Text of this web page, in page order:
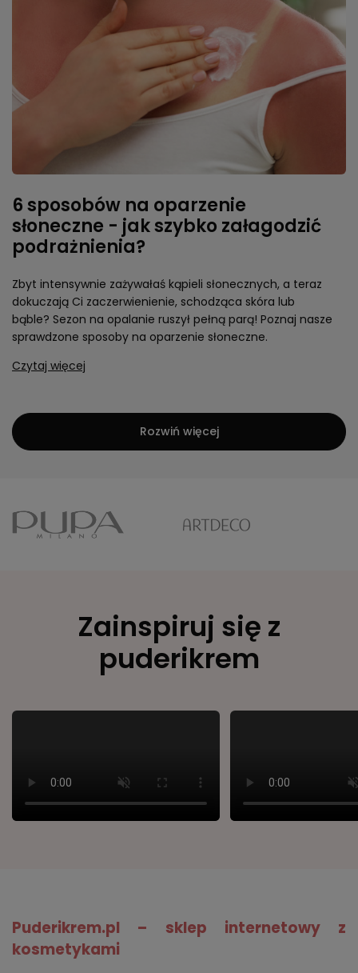
6 sposobów na oparzenie
słoneczne - jak szybko załagodzić
podrażnienia?
Zbyt intensywnie zażywałaś kąpieli słonecznych, a teraz
dokuczają Ci zaczerwienienie, schodząca skóra lub
bąble? Sezon na opalanie ruszył pełną parą! Poznaj nasze
sprawdzone sposoby na oparzenie słoneczne.
Czytaj więcej
Rozwiń więcej
Zainspiruj się z
puderikrem
Puderikrem.pl – sklep internetowy z
kosmetykami